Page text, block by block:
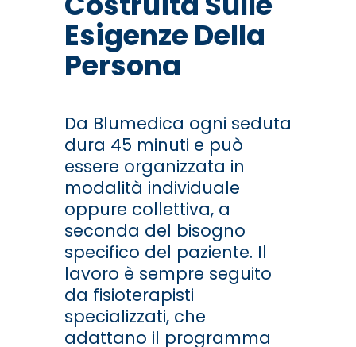
Esigenze Della
Persona
Da Blumedica ogni seduta
dura 45 minuti e può
essere organizzata in
modalità individuale
oppure collettiva, a
seconda del bisogno
specifico del paziente. Il
lavoro è sempre seguito
da fisioterapisti
specializzati, che
adattano il programma